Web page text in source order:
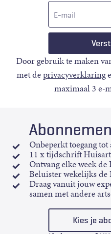
Door gebruik te maken
met deprivacyverklaring
maximaal 3 e-
Onbeperkt toegang
11 x tijdschrift
Ontvang elke week
Beluister wekelijks
Draag vanuit jouw
samen met andere
Kies je